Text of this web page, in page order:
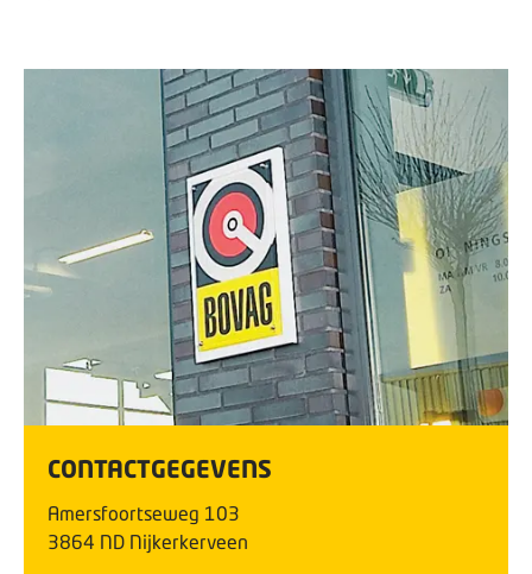
CONTACTGEGEVENS
Amersfoortseweg 103
3864 ND Nijkerkerveen